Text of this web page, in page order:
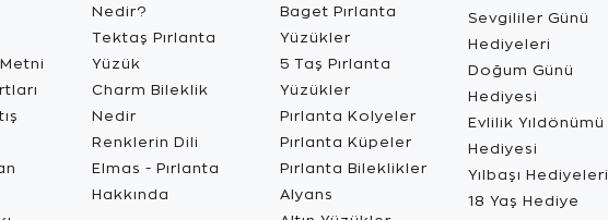
Nedir?
Tektaş Pırlanta
Yüzük
Charm Bileklik
Nedir
Renklerin Dili
Elmas - Pırlanta
Hakkında
Baget Pırlanta
Yüzükler
5 Taş Pırlanta
Yüzükler
Pırlanta Kolyeler
Pırlanta Küpeler
Pırlanta Bileklikler
Alyans
Sevgililer Günü
Hediyeleri
Doğum Günü
Hediyesi
Evlilik Yıldönümü
Hediyesi
Yılbaşı Hediyeleri
18 Yaş Hediye